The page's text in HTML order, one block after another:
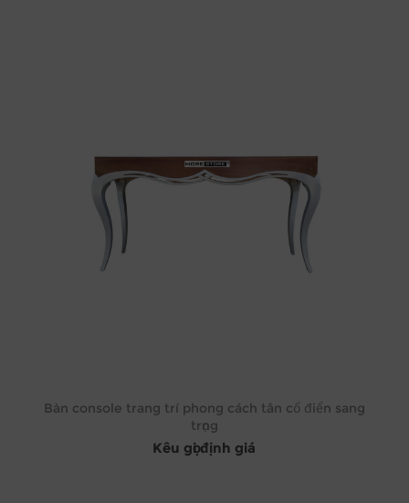
Bàn console trang trí phong cách tân cổ điển sang
trọng
Kêu gọi định giá